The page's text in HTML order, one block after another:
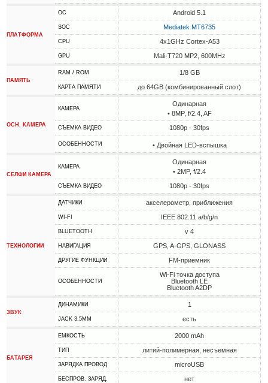
ПЛАТФОРМА
ОС Android 5.1
SOC Mediatek MT6735
CPU 4x1GHz Cortex-A53
GPU Mali-T720 MP2, 600MHz
ПАМЯТЬ
RAM / ROM 1/8 GB
КАРТА ПАМЯТИ до 64GB (комбинированный слот)
ОСН. КАМЕРА
КАМЕРА
Одинарная
• 8MP, f/2.4, AF
СЪЕМКА ВИДЕО 1080p - 30fps
ОСОБЕННОСТИ • Двойная LED-вспышка
СЕЛФИ КАМЕРА
КАМЕРА
Одинарная
• 2MP, f/2.4
СЪЕМКА ВИДЕО 1080p - 30fps
ТЕХНОЛОГИИ
ДАТЧИКИ акселерометр, приближения
WI-FI IEEE 802.11 a/b/g/n
BLUETOOTH v 4
НАВИГАЦИЯ GPS, A-GPS, GLONASS
ДРУГИЕ ФУНКЦИИ FM-приемник
ОСОБЕННОСТИ
Wi-Fi точка доступа
Bluetooth LE
Bluetooth A2DP
ЗВУК
ДИНАМИКИ 1
JACK 3.5MM есть
БАТАРЕЯ
ЕМКОСТЬ 2000 mAh
ТИП литий-полимерная, несъемная
ЗАРЯДКА ПРОВОД microUSB
БЕСПРОВ. ЗАРЯД. нет